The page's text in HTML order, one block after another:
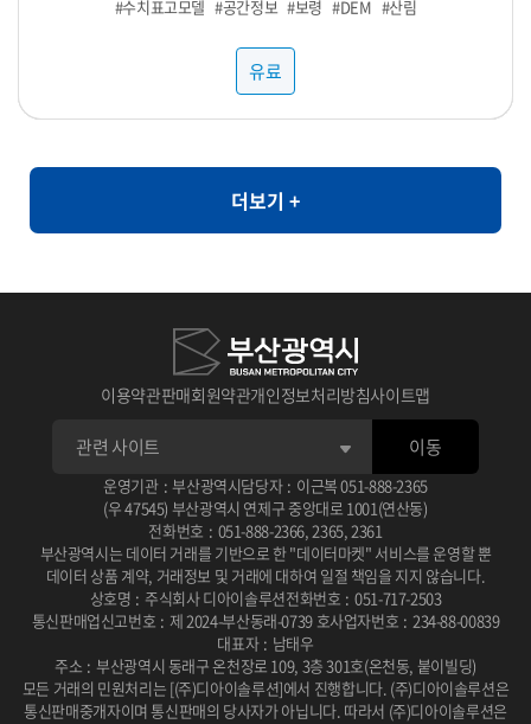
(과일, 채소) 구매가 포함된 영수증 RAW DATA로, 바스켓 분석 등에
#농산물 #대형마트 #영수증 #과일 #채소
유료
#샘플1 #샘플4 #영수증 #샘플3 #샘플2
유료
#샘플3 #카드 #샘플1 #샘플2 #샘플4
유료
찌개, 된장찌개, 삼계탕 설렁탕, 짜장면, 짬뽕, 칼국수 ▷ 카페 : 바닐
라라떼(HOT), 바닐라라떼(ICE), 스무디, 아메리카노(HOT), 아메
리카노(ICE), 에이드, 카라멜마끼아또(HOT), 카라멜마끼아또
(ICE) ▷ 분식 : 김밥(야채), 김밥(참치), 김밥(치즈), 돈까스, 떡볶이,
#외식 #샘플2 #물가 #샘플1 #샘플3
유료
니고 있어 임상 연구 및 의료 알고리즘 개발에 적합합니다. 본 데이터
셋은 개인정보 보호 및 연구 목적을 위해 합성데이터(Synthetic
Data) 기법을 기반으로 생성되었습니다. 합성데이터는 실제 데이터
운 분석이 가능하도록 설계되었습니다. 특히 의료/보건/사회 데이터
와 같이 민감한 정보의 활용도가 제한되는 환경에서도 안전하게 고품
질의 데이터 분석을 지원할 수 있습니다. [개요] - 한국인의 자가 정신
유형 코드 - 자기진단 우울 - 자기진단 불안 - 자기진단 스트레스 - 자
기진단 외상후점수 - 상담사 진단 우울 - 상담사 진단 불안 - 상담사 진
에서 주요우울장애 선별을 위한 PHQ-2/PHQ-9 연속선별검사의 유
용성 연구 목적: 일차의료 환경에서 PHQ-2와 PHQ-9를 연속적으로
사용하는 선별검사의 효율성과 정확성을 평가 사용 데이터: 2010년
2월부터 6월까지 일개 대학병원 외래환자 201명을 대상으로 PHQ-
2, PHQ-9, BDI 설문조사 및 DSM-IV 기준에 따른 주치의 면담 주요
결과: PHQ-2/PHQ-9 연속선별검사는 단독 시행보다 진단 정확도가
높고 소요 시간이 적어 일차진료에서 우울증 선별에 유용한 도구로
확인됨 DOI / 링크: 논문 보기 � 뇌교육 기반 명상과 응용근신경학
#PTSD #스트레스 #우울 #불안 #합성데이터 #정신건강
유료
예제 : 각종 GIS시스템 및 서비스 구축 *제한: 본자료는 민간 대상 공
개제한자료로서 민간에 제공할 수 없습니다. *국가공간정보기본법
에 따른 비공개 데이터이므로 민간에게는 판매할 수 없습니다. 공공
#수치표고모델 #공간정보 #보령 #DEM #산림
유료
더보기 +
이용약관판매회원약관개인정보처리방침사이트맵
운영기관 : 부산광역시담당자 : 이근복051-888-2365
(우 47545) 부산광역시 연제구 중앙대로 1001(연산동)
전화번호 : 051-888-2366, 2365, 2361
부산광역시는 데이터 거래를 기반으로 한 "데이터마켓" 서비스를 운영할 뿐
데이터 상품 계약, 거래정보 및 거래에 대하여 일절 책임을 지지 않습니다.
상호명 : 주식회사 디아이솔루션전화번호 : 051-717-2503
통신판매업신고번호 : 제 2024-부산동래-0739 호사업자번호 : 234-88-00839
대표자 : 남태우
주소 : 부산광역시 동래구 온천장로 109, 3층 301호(온천동, 붙이빌딩)
모든 거래의 민원처리는 [(주)디아이솔루션]에서 진행합니다. (주)디아이솔루션은
통신판매중개자이며 통신판매의 당사자가 아닙니다. 따라서 (주)디아이솔루션은
이동